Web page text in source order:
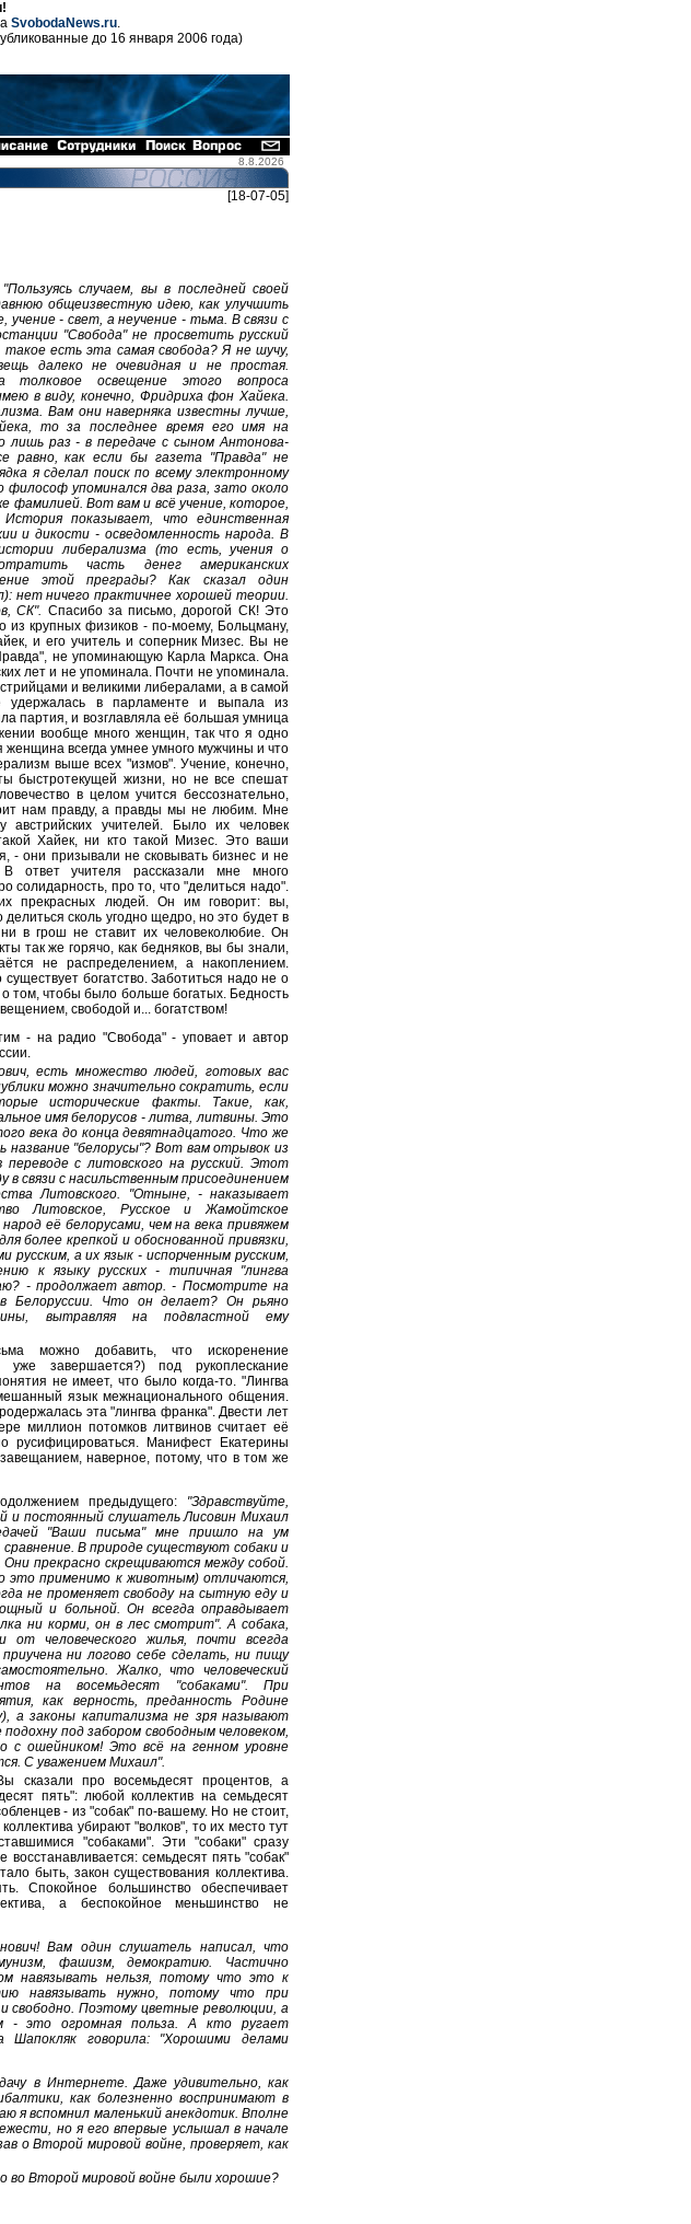
SvobodaNews.ru.
до 16 января 2006 года)
8.8.2026
[18-07-05]
"Пользуясь случаем, вы в последней своей
общеизвестную идею, как улучшить
учение - свет, а неучение - тьма. В связи с
"Свобода" не просветить русский
такое есть эта самая свобода? Я не шучу,
далеко не очевидная и не простая.
толковое освещение этого вопроса
в виду, конечно, Фридриха фон Хайека.
Вам они наверняка известны лучше,
то за последнее время его имя на
лишь раз - в передаче с сыном Антонова-
равно, как если бы газета "Правда" не
я сделал поиск по всему электронному
философ упоминался два раза, зато около
фамилией. Вот вам и всё учение, которое,
показывает, что единственная
и дикости - осведомленность народа. В
либерализма (то есть, учения о
часть денег американских
этой преграды? Как сказал один
нет ничего практичнее хорошей теории.
СК". Спасибо за письмо, дорогой СК! Это
из крупных физиков - по-моему, Больцману,
и его учитель и соперник Мизес. Вы не
не упоминающую Карла Маркса. Она
лет и не упоминала. Почти не упоминала.
и великими либералами, а в самой
удержалась в парламенте и выпала из
партия, и возглавляла её большая умница
вообще много женщин, так что я одно
женщина всегда умнее умного мужчины и что
выше всех "измов". Учение, конечно,
быстротекущей жизни, но не все спешат
в целом учится бессознательно,
нам правду, а правды мы не любим. Мне
австрийских учителей. Было их человек
Хайек, ни кто такой Мизес. Это ваши
- они призывали не сковывать бизнес и не
ответ учителя рассказали мне много
солидарность, про то, что "делиться надо".
прекрасных людей. Он им говорит: вы,
делиться сколь угодно щедро, но это будет в
в грош не ставит их человеколюбие. Он
так же горячо, как бедняков, вы бы знали,
не распределением, а накоплением.
богатство. Заботиться надо не о
том, чтобы было больше богатых. Бедность
свободой и... богатством!
- на радио "Свобода" - уповает и автор
есть множество людей, готовых вас
можно значительно сократить, если
исторические факты. Такие, как,
имя белорусов - литва, литвины. Это
века до конца девятнадцатого. Что же
название "белорусы"? Вот вам отрывок из
с литовского на русский. Этот
связи с насильственным присоединением
Литовского. "Отныне, - наказывает
Литовское, Русское и Жамойтское
её белорусами, чем на века привяжем
более крепкой и обоснованной привязки,
русским, а их язык - испорченным русским,
к языку русских - типичная "лингва
- продолжает автор. - Посмотрите на
Белоруссии. Что он делает? Он рьяно
вытравляя на подвластной ему
можно добавить, что искоренение
уже завершается?) под рукоплескание
не имеет, что было когда-то. "Лингва
язык межнационального общения.
эта "лингва франка". Двести лет
миллион потомков литвинов считает её
русифицироваться. Манифест Екатерины
наверное, потому, что в том же
предыдущего: "Здравствуйте,
и постоянный слушатель Лисовин Михаил
"Ваши письма" мне пришло на ум
В природе существуют собаки и
Они прекрасно скрещиваются между собой.
это применимо к животным) отличаются,
не променяет свободу на сытную еду и
и больной. Он всегда оправдывает
ни корми, он в лес смотрит". А собака,
от человеческого жилья, почти всегда
ни логово себе сделать, ни пищу
Жалко, что человеческий
на восемьдесят "собаками". При
как верность, преданность Родине
а законы капитализма не зря называют
под забором свободным человеком,
с ошейником! Это всё на генном уровне
С уважением Михаил".
сказали про восемьдесят процентов, а
пять": любой коллектив на семьдесят
- из "собак" по-вашему. Но не стоит,
убирают "волков", то их место тут
"собаками". Эти "собаки" сразу
семьдесят пять "собак"
быть, закон существования коллектива.
Спокойное большинство обеспечивает
а беспокойное меньшинство не
Вам один слушатель написал, что
фашизм, демократию. Частично
навязывать нельзя, потому что это к
навязывать нужно, потому что при
свободно. Поэтому цветные революции, а
- это огромная польза. А кто ругает
говорила: "Хорошими делами
в Интернете. Даже удивительно, как
как болезненно воспринимают в
я вспомнил маленький анекдотик. Вполне
но я его впервые услышал в начале
о Второй мировой войне, проверяет, как
во Второй мировой войне были хорошие?